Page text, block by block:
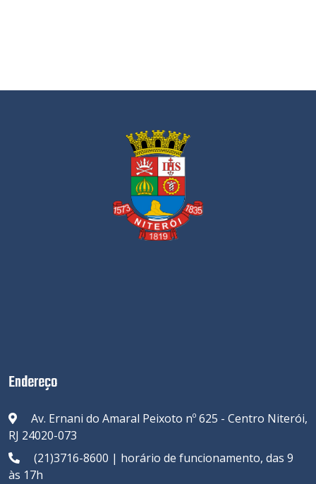
Endereço
Av. Ernani do Amaral Peixoto nº 625 - Centro Niterói,
RJ 24020-073
(21)3716-8600 | horário de funcionamento, das 9
às 17h